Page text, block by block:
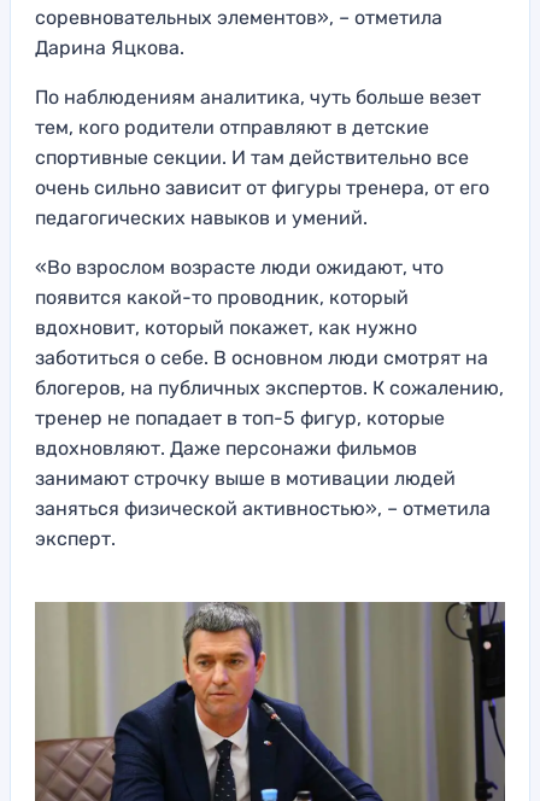
соревновательных элементов», – отметила
Дарина Яцкова.
По наблюдениям аналитика, чуть больше везет
тем, кого родители отправляют в детские
спортивные секции. И там действительно все
очень сильно зависит от фигуры тренера, от его
педагогических навыков и умений.
«Во взрослом возрасте люди ожидают, что
появится какой-то проводник, который
вдохновит, который покажет, как нужно
заботиться о себе. В основном люди смотрят на
блогеров, на публичных экспертов. К сожалению,
тренер не попадает в топ-5 фигур, которые
вдохновляют. Даже персонажи фильмов
занимают строчку выше в мотивации людей
заняться физической активностью», – отметила
эксперт.